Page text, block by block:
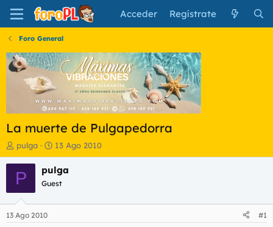
Acceder Regístrate
Foro General
La muerte de Pulgapedorra
I
n
i
c
a
d
o
pulga
F
e
c
h
a
i
13 Ago 2010
P pulga
Guest
13 Ago 2010 #1